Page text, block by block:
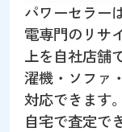
パワーセラー
電専門のリサ
上を自社店舗
濯機・ソファ
対応できます
自宅で査定で